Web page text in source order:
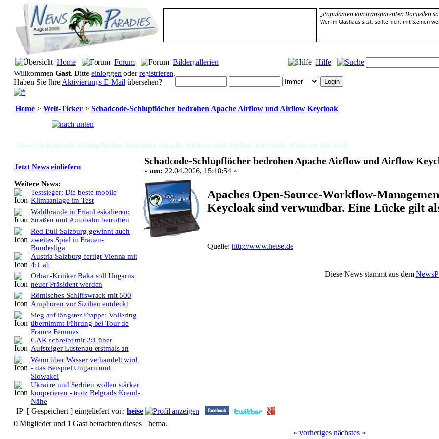
„Populanten von transparenten Domizilen
Wer im Glashaus sitzt, sollte nicht mit Steinen
Home Forum Bildergallerien Hilfe
Willkommen Gast. Bitte einloggen oderregistrieren.
Haben Sie Ihre Aktivierungs E-Mail übersehen?
Home > Welt-Ticker > Schadcode-Schlupflöcher bedrohen Apache Airflow und Airflow Keycloak
News: Schadcode-Schlupflöcher bedrohen Apache Airflow und Airflow Keycloak (Gelesen 144 mal)
Jetzt News einliefern
Weitere News:
Testsieger: Die beste mobile
Klimaanlage im Test
Waldbrände in Friaul eskalieren:
Straßen und Autobahn betroffen
Red Bull Salzburg gewinnt auch
zweites Spiel in Frauen-
Bundesliga
Austria Salzburg fertigt Vienna mit
4:1 ab
Orban-Kritiker Baka soll Ungarns
neuer Präsident werden
Römisches Schiffswrack mit 500
Amphoren vor Sizilien entdeckt
Sieg auf längster Etappe: Vollering
übernimmt Führung bei Tour de
France Femmes
GAK schreibt mit 2:1 über
Aufsteiger Lustenau erstmals an
Wenn über Wasser verhandelt wird
- das Beispiel Ungarn und
Slowakei
Ukraine und Serbien wollen stärker
kooperieren - trotz Belgrads Kreml-
Nähe
Schadcode-Schlupflöcher bedrohen Apache Airflow und Airflow
« am: 22.04.2026, 15:18:54 »
Apaches Open-Source-Workflow-
Keycloak sind verwundbar. Eine Lücke gilt
Quelle: http://www.heise.de
Diese News stammt aus dem
IP: [ Gespeichert ] eingeliefert von: heise
0 Mitglieder und 1 Gast betrachten dieses Thema.
« vorheriges nächstes »